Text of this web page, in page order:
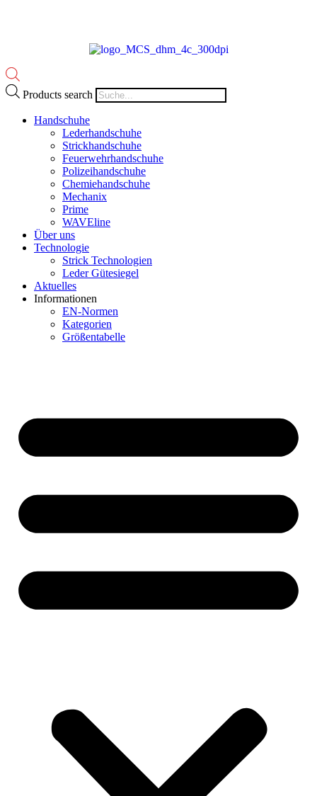
Products search
Handschuhe
Lederhandschuhe
Strickhandschuhe
Feuerwehrhandschuhe
Polizeihandschuhe
Chemiehandschuhe
Mechanix
Prime
WAVEline
Über uns
Technologie
Strick Technologien
Leder Gütesiegel
Aktuelles
Informationen
EN-Normen
Kategorien
Größentabelle